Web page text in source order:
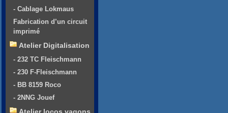
- Cablage Lokmaus
Fabrication d’un circuit
imprimé
Atelier Digitalisation
- 232 TC Fleischmann
- 230 F-Fleischmann
- BB 8159 Roco
- 2NNG Jouef